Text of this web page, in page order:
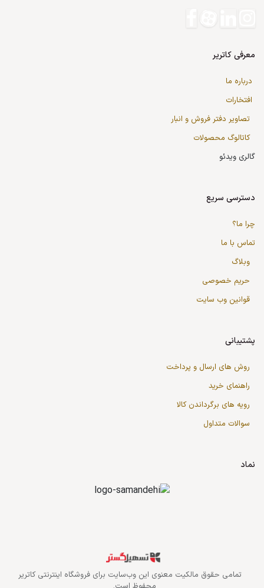
معرفی کاتریر
درباره ما
افتخارات
تصاویر دفتر فروش و انبار
کاتالوگ محصولات
گالری ویدئو
دسترسی سریع
چرا ما؟
تماس با ما
وبلاگ
حریم خصوصی
قوانین وب سایت
پشتیبانی
روش های ارسال و پرداخت
راهنمای خرید
رویه های برگرداندن کالا
سوالات متداول
نماد
تمامی حقوق مالکیت معنوی این وب‌سایت برایفروشگاه اینترنتی کاتریر